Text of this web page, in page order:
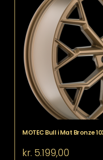
MOTEC Bull i Mat Bronze
kr. 5.199,00